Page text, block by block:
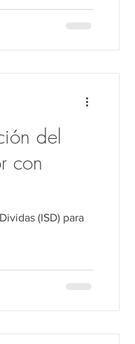
su publicación en
del
con
(ISD) para